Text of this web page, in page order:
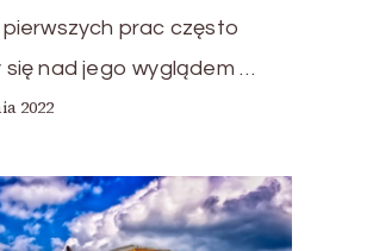
prac często
nad jego wyglądem …
2022